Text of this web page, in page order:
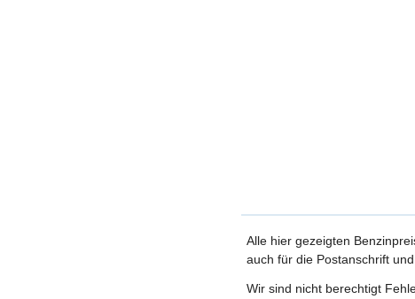
Alle hier gezeigten
auch für die Postanschrift
Wir sind nicht berechtigt